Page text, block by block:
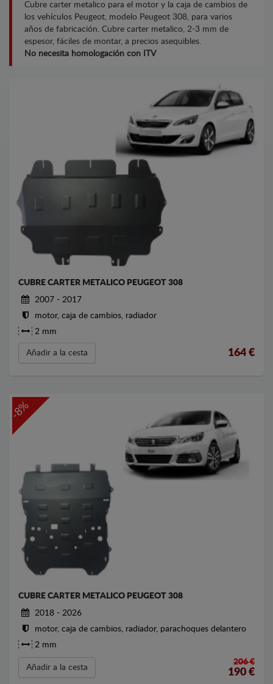
Cubre carter metalico para el motor y la caja de cambios de
los vehículos Peugeot, modelo Peugeot 308, para varios
años de fabricación. Cubre carter metalico, 2-3 mm de
espesor, fáciles de montar, a precios asequibles.
No necesita homologación con ITV
CUBRE CARTER METALICO PEUGEOT 308
2007 - 2017
motor, caja de cambios, radiador
2 mm
Añadir a la cesta 164 €
-8%
CUBRE CARTER METALICO PEUGEOT 308
2018 - 2026
motor, caja de cambios, radiador, parachoques delantero
2 mm
Añadir a la cesta
206 €
190 €